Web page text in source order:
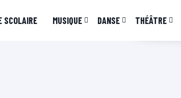
SCOLAIRE MUSIQUE DANSE THÉÂTRE